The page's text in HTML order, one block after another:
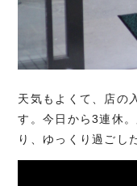
天気もよくて、店の
す。今日から3連休
り、ゆっくり過ごし
す。店内もいろいろ